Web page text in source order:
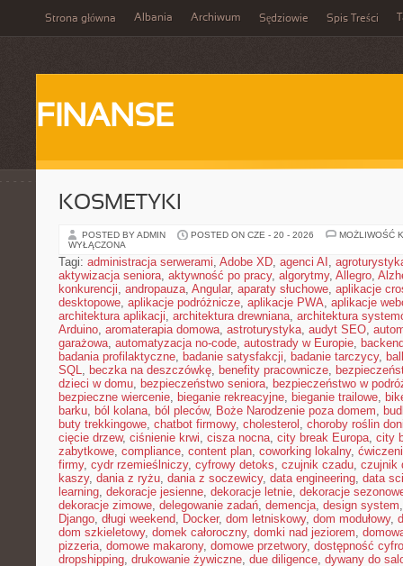
Strona główna Albania Archiwum Sędziowie Spis Treści
FINANSE
KOSMETYKI
POSTED BY ADMIN POSTED ON CZE - 20 - 2026
MOŻLIWOŚĆ
WYŁĄCZONA
Tagi: administracja serwerami, Adobe XD, agenci AI ,
aktywizacja seniora, aktywność po pracy, algorytmy, Allegro,
konkurencji, andropauza, Angular, aparaty słuchowe, aplikacje
desktopowe, aplikacje podróżnicze, aplikacje PWA, aplikacje
architektura aplikacji, architektura drewniana, architektura
Arduino, aromaterapia domowa, astroturystyka, audyt SEO,
garażowa, automatyzacja no-code, autostrady w Europie,
badania profilaktyczne, badanie satysfakcji, badanie tarczycy,
SQL, beczka na deszczówkę, benefity pracownicze,
dzieci w domu, bezpieczeństwo seniora, bezpieczeństwo w
bezpieczne wiercenie, bieganie rekreacyjne, bieganie trailowe,
barku, ból kolana, ból pleców, Boże Narodzenie poza domem,
buty trekkingowe, chatbot firmowy, cholesterol , choroby roślin
cięcie drzew, ciśnienie krwi, cisza nocna, city break Europa, city
zabytkowe, compliance, content plan, coworking lokalny,
firmy, cydr rzemieślniczy, cyfrowy detoks, czujnik czadu, czujnik
kaszy, dania z ryżu, dania z soczewicy, data engineering, data
learning, dekoracje jesienne, dekoracje letnie, dekoracje
dekoracje zimowe, delegowanie zadań, demencja, design system
Django, długi weekend, Docker, dom letniskowy, dom modułowy,
dom szkieletowy, domek całoroczny, domki nad jeziorem,
pizzeria, domowe makarony, domowe przetwory, dostępność
dropshipping, drukowanie żywiczne, due diligence, dywany do